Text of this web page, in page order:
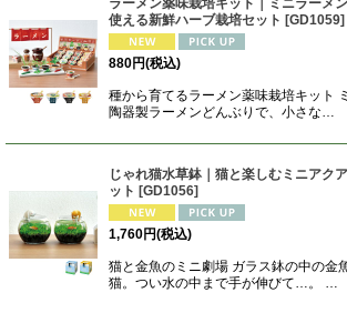
ラーメン薬味栽培キット｜ミニラーメ
使える新鮮ハーブ栽培セット [GD1059]
880円(税込)
種から育てるラーメン薬味栽培キット
陶器製ラーメンどんぶりで、小さな…
じゃれ猫水草鉢｜猫と楽しむミニアク
ット [GD1056]
1,760円(税込)
猫と金魚のミニ劇場 ガラス鉢の中の金
猫。つい水の中まで手が伸びて…。 …